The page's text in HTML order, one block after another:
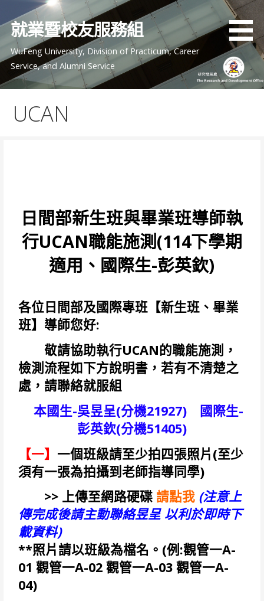
就業暨校友服務組
WuFeng University, Division of Practicum, Career
Service, and Alumni Service
UCAN
日間部新生班與畢業班導師執
行UCAN職能施測(114下學期
適用、國際生-彭英欽)
各位日間部及國際專班【新生班、畢業
班】導師您好:
敬請協助執行UCAN的職能施測，
檢測流程如下方說明書，若有不清楚之
處，請聯絡就服組
本國生-吳昱呈(分機21927) 國際生-
彭英欽(分機51405)
【一】 一個班級請至少拍四張照片(至少
須有一張為拍攝到老師指導同學)
>> 上傳至網路硬碟 請點我 (注意上
傳完成後請主動聯絡昱呈 以利於即時下
載資料)
**照片請以班級為檔名。(例:觀管一A-
01 觀管一A-02 觀管一A-03 觀管一A-
04)